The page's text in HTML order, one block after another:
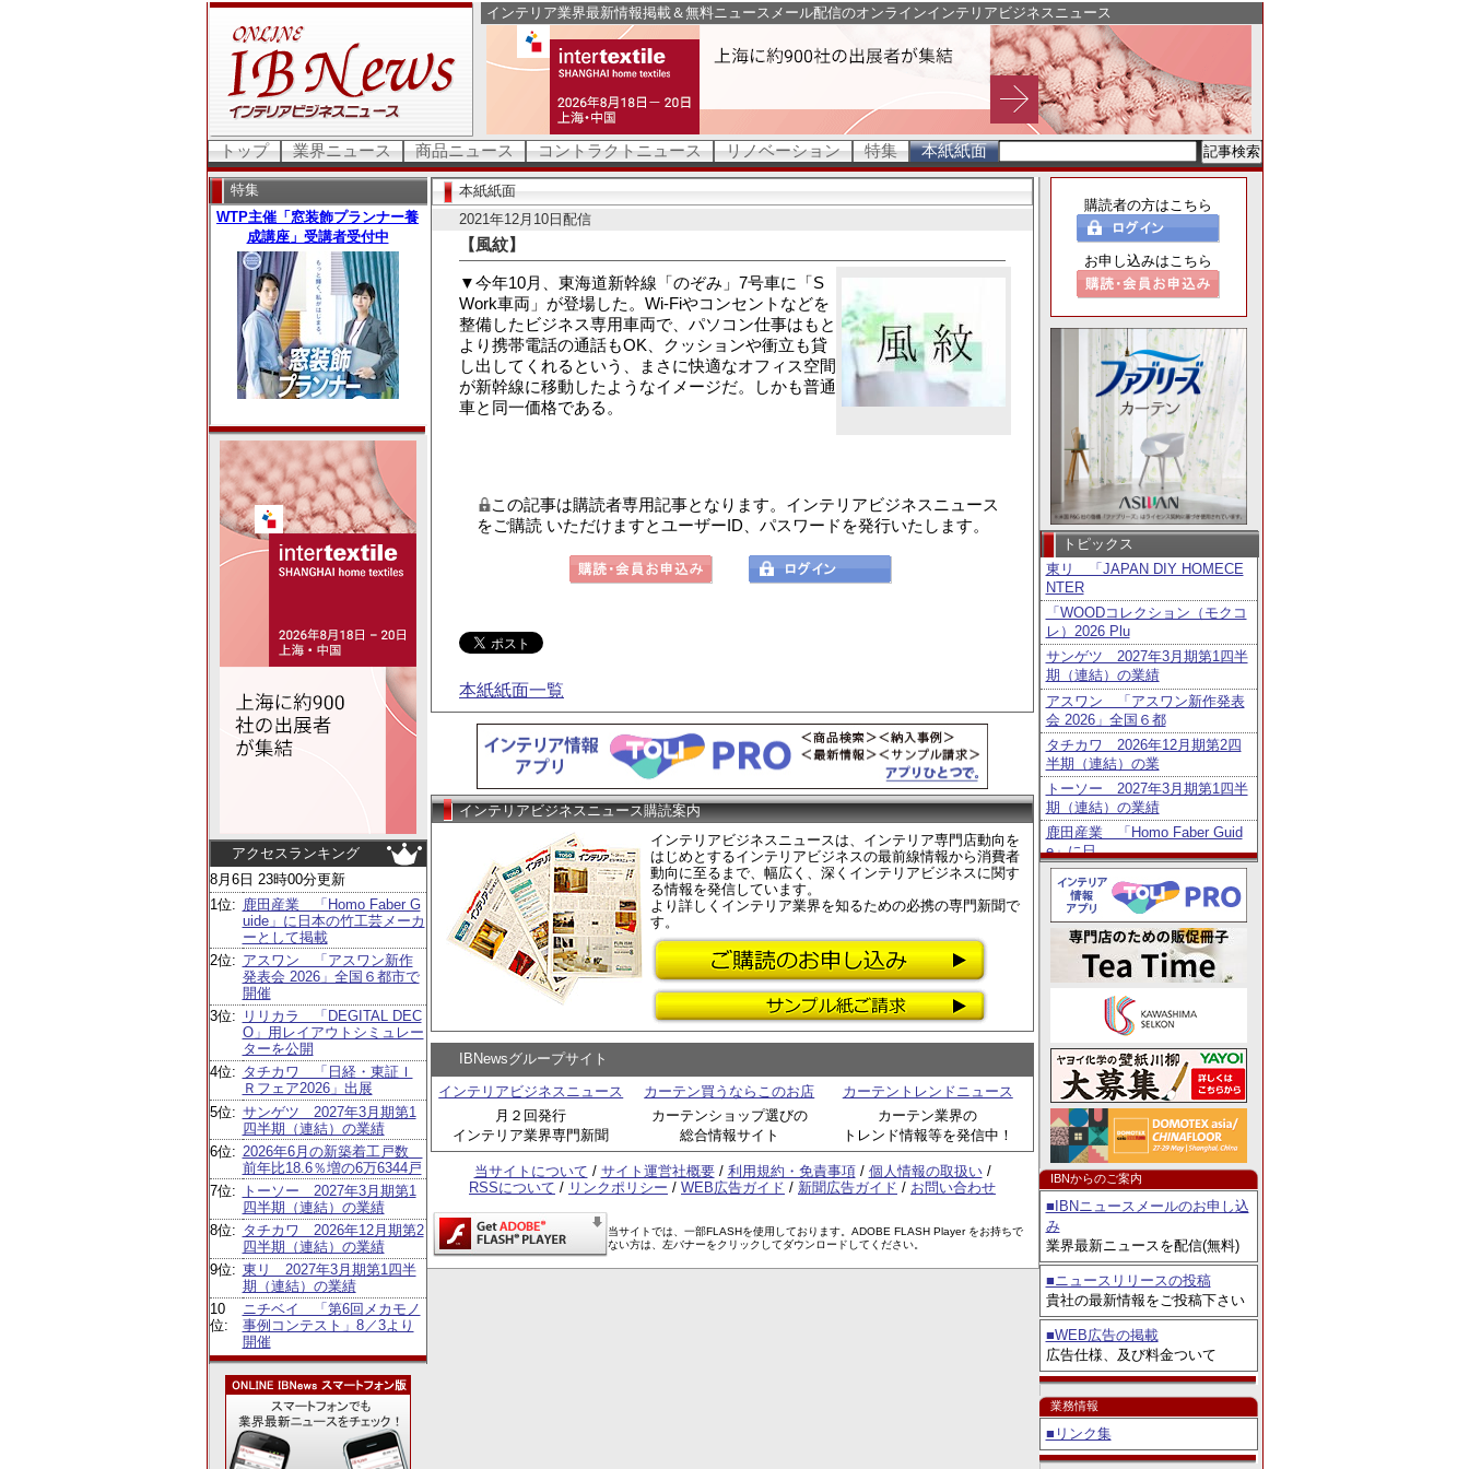
インテリア業界最新情報掲載＆無料ニュースメール配信のオンラインインテリアビジネスニュース
トップ 業界ニュース 商品ニュース コントラクトニュース リノベーション 特集 本紙紙面
特集
アクセスランキング
8月6日 23時00分更新
1位: 鹿田産業 「Homo Faber G
uide」に日本の竹工芸メーカ
ーとして掲載
2位: アスワン 「アスワン新作
発表会 2026」全国６都市で
開催
3位:
リリカラ 「DEGITAL DEC
O」用レイアウトシミュレー
ターを公開
4位: タチカワ 「日経・東証Ｉ
Ｒフェア2026」出展
5位: サンゲツ 2027年3月期第1
四半期（連結）の業績
6位: 2026年6月の新築着工戸数
前年比18.6％増の6万6344戸
7位:
トーソー 2027年3月期第1
四半期（連結）の業績
8位: タチカワ 2026年12月期第2
四半期（連結）の業績
9位: 東リ 2027年3月期第1四半
期（連結）の業績
10
位:
ニチベイ 「第6回メカモノ
事例コンテスト」8／3より
開催
本紙紙面
2021年12月10日配信
【風紋】
▼今年10月、東海道新幹線「のぞみ」7号車に「S
Work車両」が登場した。Wi-Fiやコンセントなどを
整備したビジネス専用車両で、パソコン仕事はもと
より携帯電話の通話もOK、クッションや衝立も貸
し出してくれるという、まさに快適なオフィス空間
が新幹線に移動したようなイメージだ。しかも普通
車と同一価格である。
この記事は購読者専用記事となります。インテリアビジネスニュース
をご購読 いただけますとユーザーID、パスワードを発行いたします。
本紙紙面一覧
インテリアビジネスニュース購読案内
インテリアビジネスニュースは、インテリア専門店動向を
はじめとするインテリアビジネスの最前線情報から消費者
動向に至るまで、幅広く、深くインテリアビジネスに関す
る情報を発信しています。
より詳しくインテリア業界を知るための必携の専門新聞で
す。
IBNewsグループサイト
インテリアビジネスニュース
月２回発行
インテリア業界専門新聞
カーテン買うならこのお店
カーテンショップ選びの
総合情報サイト
カーテントレンドニュース
カーテン業界の
トレンド情報等を発信中！
当サイトについて / サイト運営社概要/ 利用規約・免責事項/ 個人情報の取扱い/
RSSについて / リンクポリシー / WEB広告ガイド / 新聞広告ガイド / お問い合わせ
当サイトでは、一部FLASHを使用しております。ADOBE FLASH Player をお持ちで
ない方は、左バナーをクリックしてダウンロードしてください。
購読者の方はこちら
お申し込みはこちら
トピックス
東リ 「JAPAN DIY HOMECE
NTER
「WOODコレクション（モクコ
レ）2026 Plu
サンゲツ 2027年3月期第1四半
期（連結）の業績
アスワン 「アスワン新作発表
会 2026」全国６都
タチカワ 2026年12月期第2四
半期（連結）の業
トーソー 2027年3月期第1四半
期（連結）の業績
鹿田産業 「Homo Faber Guid
e」に日
タチカワ 「日経・東証ＩＲフ
ェア2026」出展
リリカラ 「DEGITAL DECO」
用レイアウト
ニチベイ 「第6回メカモノ事
例コンテスト」8／3よ
IBNからのご案内
■IBNニュースメールのお申し込
み
業界最新ニュースを配信(無料)
■ニュースリリースの投稿
貴社の最新情報をご投稿下さい
■WEB広告の掲載
広告仕様、及び料金ついて
業務情報
■リンク集